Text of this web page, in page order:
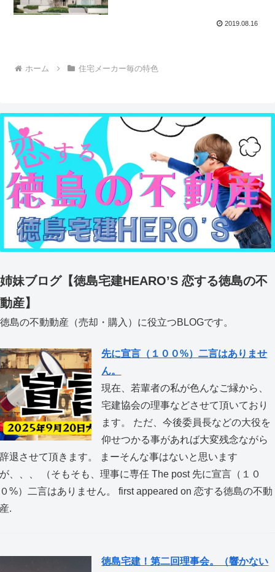
2019.08.16
ホーム 住宅メーカー毎の特色
姉妹ブログ【徳島宅建HEARO’S 恋する徳島の不
動産】
徳島の不動動産（売却・購入）に役立つBLOGです。
先に宣言（１００%）二言はありませ
ん。
現在、若輩者の私が色んなご縁から、
宅建協会の理事などさせて頂いており
ます。 ただ、今後委員長などの大役を
仰せつかる事があれば大変残念ながら
辞退させて頂きます。 まーそんな事はないと思います
が、、、 （そもそも、理事に専任 The post 先に宣言（１０
０%）二言はありません。 first appeared on 恋する徳島の不動
産.
徳島宅建！第二回理事会。（響かない